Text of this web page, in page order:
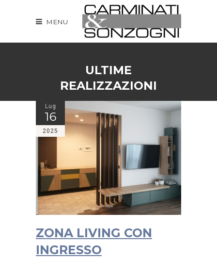
MENU
ULTIME
REALIZZAZIONI
Lug
16
2025
ZONA LIVING CON
INGRESSO